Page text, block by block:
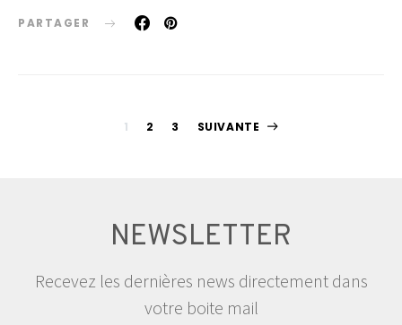
PARTAGER
Pagination
1 2 3 SUIVANTE
NEWSLETTER
Recevez les dernières news directement dans
votre boite mail